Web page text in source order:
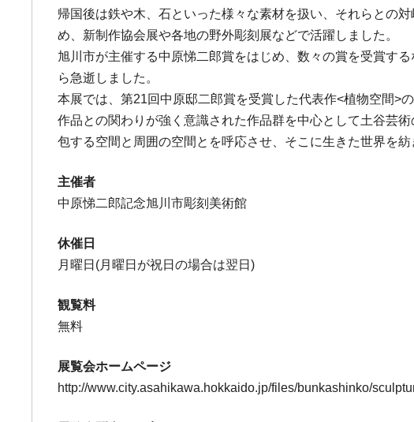
帰国後は鉄や木、石といった様々な素材を扱い、それらとの
め、新制作協会展や各地の野外彫刻展などで活躍しました。
旭川市が主催する中原悌二郎賞をはじめ、数々の賞を受賞す
ら急逝しました。
本展では、第21回中原邸二郎賞を受賞した代表作<植物空間>
作品との関わりが強く意識された作品群を中心として土谷芸
包する空間と周囲の空間とを呼応させ、そこに生きた世界を
主催者
中原悌二郎記念旭川市彫刻美術館
休催日
月曜日(月曜日が祝日の場合は翌日)
観覧料
無料
展覧会ホームページ
http://www.city.asahikawa.hokkaido.jp/files/bunkashinko/